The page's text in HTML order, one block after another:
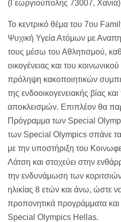
(Γεωργιούπολης 73007,
Το κεντρικό θέμα του 7ου
Ψυχική Υγεία Ατόμων με
τους μέσω του Αθλητισμού,
οικογένειας και του
πρόληψη κακοποιητικών
της ενδοοικογενειακής βίας
αποκλεισμών. Επιπλέον θα
Πρόγραμμα των Special
των Special Olympics σπάνε τα
με την υποστήριξη του
Λάτση και στοχεύει στην
την ενδυνάμωση των
ηλικίας 8 ετών και άνω, ώστε
προπονητικά προγράμματα και
Special Olympics Hellas.